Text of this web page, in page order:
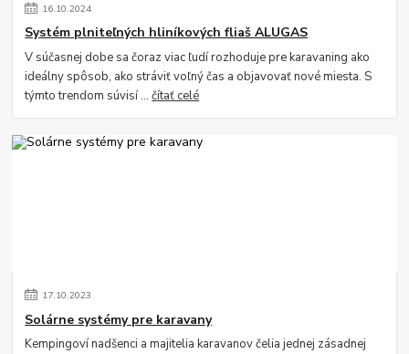
16.10.2024
Systém plniteľných hliníkových fliaš ALUGAS
V súčasnej dobe sa čoraz viac ľudí rozhoduje pre karavaning ako
ideálny spôsob, ako stráviť voľný čas a objavovať nové miesta. S
týmto trendom súvisí ...čítať celé
17.10.2023
Solárne systémy pre karavany
Kempingoví nadšenci a majitelia karavanov čelia jednej zásadnej